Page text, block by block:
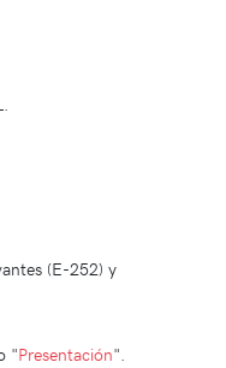
(E-252) y
"Presentación".